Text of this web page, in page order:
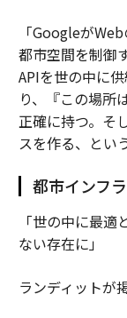
「Googleが
都市空間を制御
APIを世の中に
り、『この場所
正確に持つ。そ
スを作る、とい
都市インフ
「世の中に最
ない存在に」
ランディットが